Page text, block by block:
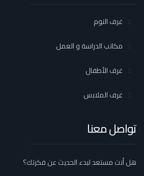
غرف النوم
مكاتب الدراسة و العمل
غرف الأطفال
غرف الملابس
تواصل معنا
هل أنت مستعد لبدء الحديث عن فكرتك؟